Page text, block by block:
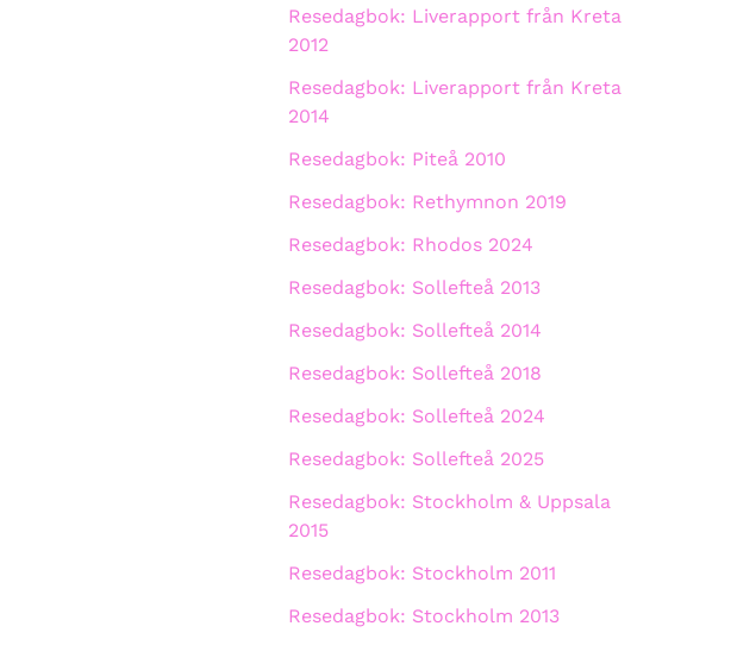
Resedagbok: Liverapport från Kreta
2012
Resedagbok: Liverapport från Kreta
2014
Resedagbok: Piteå 2010
Resedagbok: Rethymnon 2019
Resedagbok: Rhodos 2024
Resedagbok: Sollefteå 2013
Resedagbok: Sollefteå 2014
Resedagbok: Sollefteå 2018
Resedagbok: Sollefteå 2024
Resedagbok: Sollefteå 2025
Resedagbok: Stockholm & Uppsala
2015
Resedagbok: Stockholm 2011
Resedagbok: Stockholm 2013